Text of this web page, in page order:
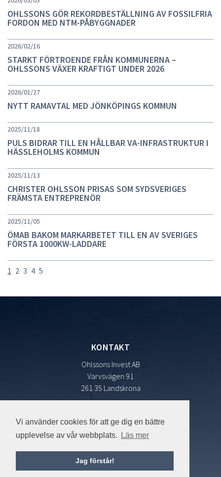
Vi använder cookies för att ge dig en bättre
upplevelse av vår webbplats.
Läs mer
Jag förstår!
OHLSSONS GÖR REKORDBESTÄLLNING AV FOSSILFRIA
FORDON MED NTM-PÅBYGGNADER
2026/02/16
STARKT FÖRTROENDE FRÅN KOMMUNERNA –
OHLSSONS VÄXER KRAFTIGT UNDER 2026
2026/01/27
NYTT RAMAVTAL MED JÖNKÖPINGS KOMMUN
2025/11/18
PULS BIDRAR TILL EN HÅLLBAR VA-INFRASTRUKTUR I
HÄSSLEHOLMS KOMMUN
2025/11/13
CHRISTER OHLSSON PRISAS SOM SYDSVERIGES
FRÄMSTA ENTREPRENÖR
2025/11/05
ÖMAB BAKOM MARKARBETET TILL EN AV SVERIGES
FÖRSTA 1000KW-LADDARE
1 2 3 4 5
KONTAKT
Ohlssons Invest AB
Varvsvägen 91
261 35 Landskrona
FÖLJ OSS